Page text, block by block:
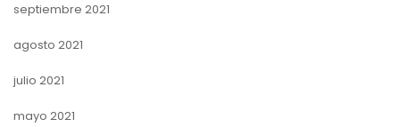
septiembre 2021
agosto 2021
julio 2021
mayo 2021